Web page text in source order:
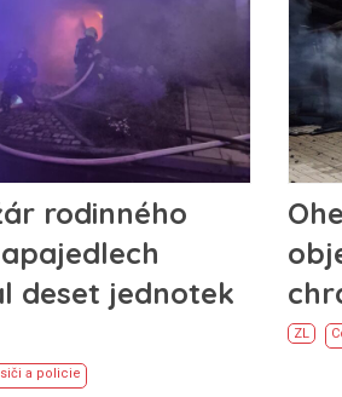
rodinného
deset jednotek
a policie
ZL